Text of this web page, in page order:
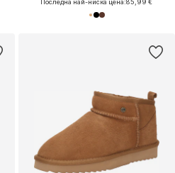
Последна най-ниска цена:85,99 €